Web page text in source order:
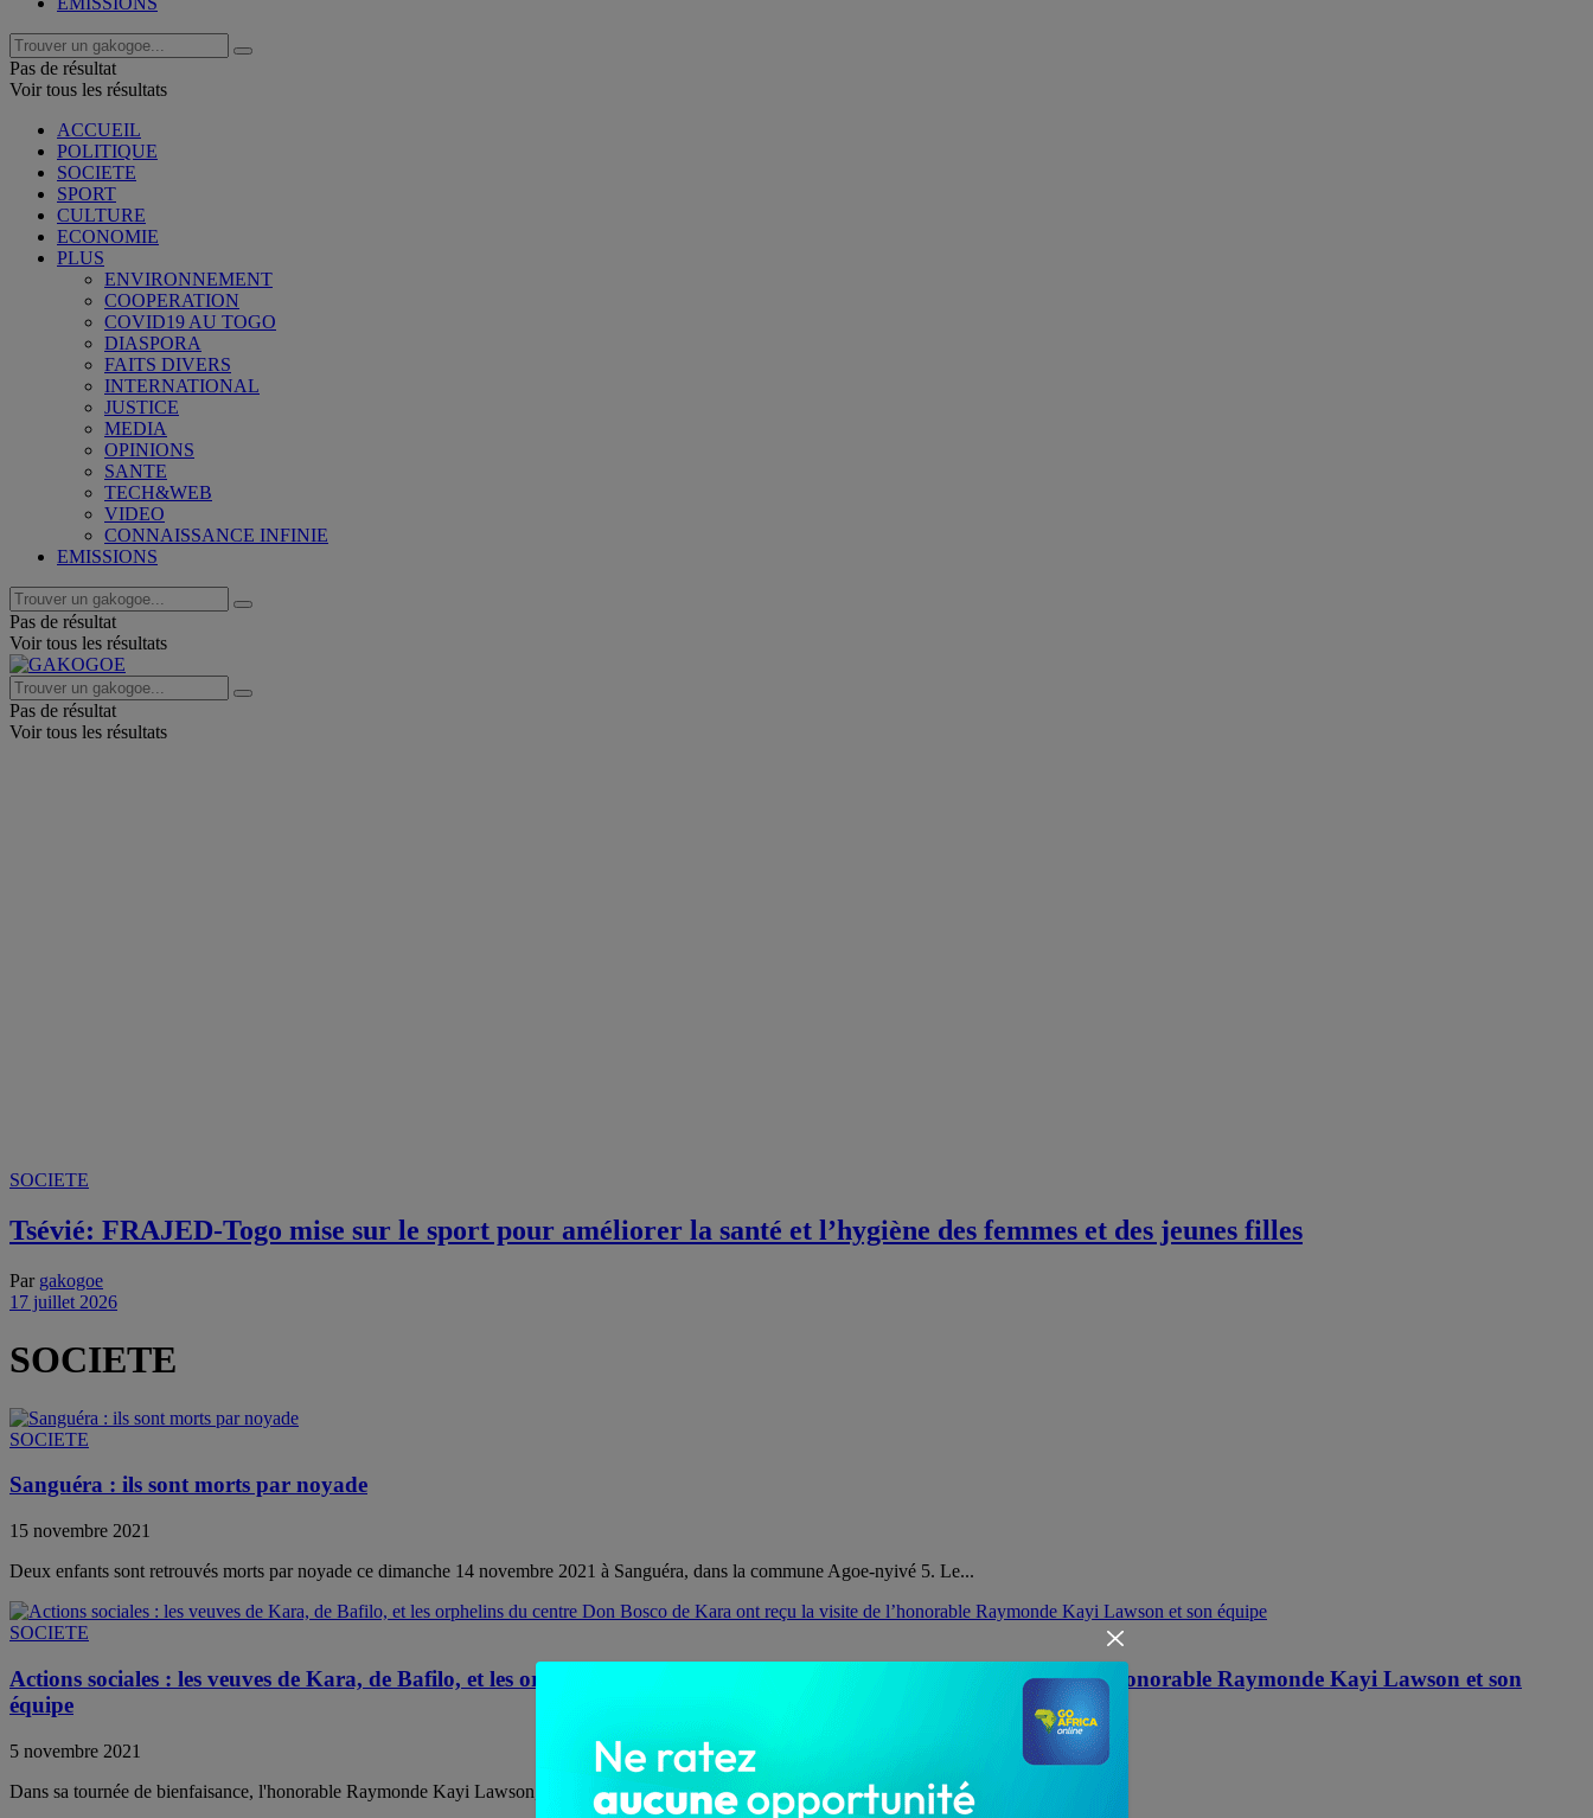
Pas de résultat
Voir tous les résultats
ACCUEIL
POLITIQUE
SOCIETE
SPORT
CULTURE
ECONOMIE
PLUS
ENVIRONNEMENT
COOPERATION
COVID19 AU TOGO
DIASPORA
FAITS DIVERS
INTERNATIONAL
JUSTICE
MEDIA
OPINIONS
SANTE
TECH&WEB
VIDEO
CONNAISSANCE INFINIE
EMISSIONS
Pas de résultat
Voir tous les résultats
Pas de résultat
Voir tous les résultats
SOCIETE
Tsévié: FRAJED-Togo mise sur le sport pour améliorer la santé et l’hygiène des femmes et des jeunes filles
Par gakogoe
17 juillet 2026
SOCIETE
SOCIETE
Sanguéra : ils sont morts par noyade
15 novembre 2021
Deux enfants sont retrouvés morts par noyade ce dimanche 14 novembre 2021 à Sanguéra, dans la commune Agoe-nyivé 5. Le...
SOCIETE
Actions sociales : les veuves de Kara, de Bafilo, et les orphelins du centre Don Bosco de Kara ont reçu la visite de l’honorable Raymonde Kayi Lawson et son
équipe
5 novembre 2021
Dans sa tournée de bienfaisance, l'honorable Raymonde Kayi Lawson, députée Unir du Grand Lomé n'a pas oublié les veuves et...